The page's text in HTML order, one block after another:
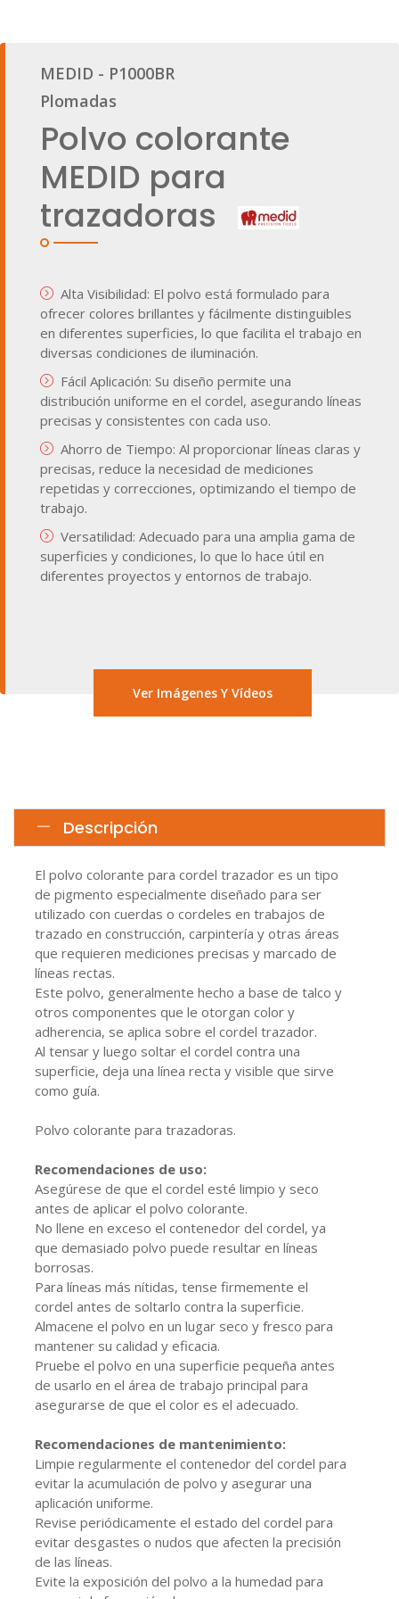
MEDID - P1000BR
Plomadas
Polvo colorante
MEDID para
trazadoras
Alta Visibilidad: El polvo está formulado para
ofrecer colores brillantes y fácilmente distinguibles
en diferentes superficies, lo que facilita el trabajo en
diversas condiciones de iluminación.
Fácil Aplicación: Su diseño permite una
distribución uniforme en el cordel, asegurando líneas
precisas y consistentes con cada uso.
Ahorro de Tiempo: Al proporcionar líneas claras y
precisas, reduce la necesidad de mediciones
repetidas y correcciones, optimizando el tiempo de
trabajo.
Versatilidad: Adecuado para una amplia gama de
superficies y condiciones, lo que lo hace útil en
diferentes proyectos y entornos de trabajo.
Ver Imágenes Y Vídeos
Descripción
El polvo colorante para cordel trazador es un tipo
de pigmento especialmente diseñado para ser
utilizado con cuerdas o cordeles en trabajos de
trazado en construcción, carpintería y otras áreas
que requieren mediciones precisas y marcado de
líneas rectas.
Este polvo, generalmente hecho a base de talco y
otros componentes que le otorgan color y
adherencia, se aplica sobre el cordel trazador.
Al tensar y luego soltar el cordel contra una
superficie, deja una línea recta y visible que sirve
como guía.
Polvo colorante para trazadoras.
Recomendaciones de uso:
Asegúrese de que el cordel esté limpio y seco
antes de aplicar el polvo colorante.
No llene en exceso el contenedor del cordel, ya
que demasiado polvo puede resultar en líneas
borrosas.
Para líneas más nítidas, tense firmemente el
cordel antes de soltarlo contra la superficie.
Almacene el polvo en un lugar seco y fresco para
mantener su calidad y eficacia.
Pruebe el polvo en una superficie pequeña antes
de usarlo en el área de trabajo principal para
asegurarse de que el color es el adecuado.
Recomendaciones de mantenimiento:
Limpie regularmente el contenedor del cordel para
evitar la acumulación de polvo y asegurar una
aplicación uniforme.
Revise periódicamente el estado del cordel para
evitar desgastes o nudos que afecten la precisión
de las líneas.
Evite la exposición del polvo a la humedad para